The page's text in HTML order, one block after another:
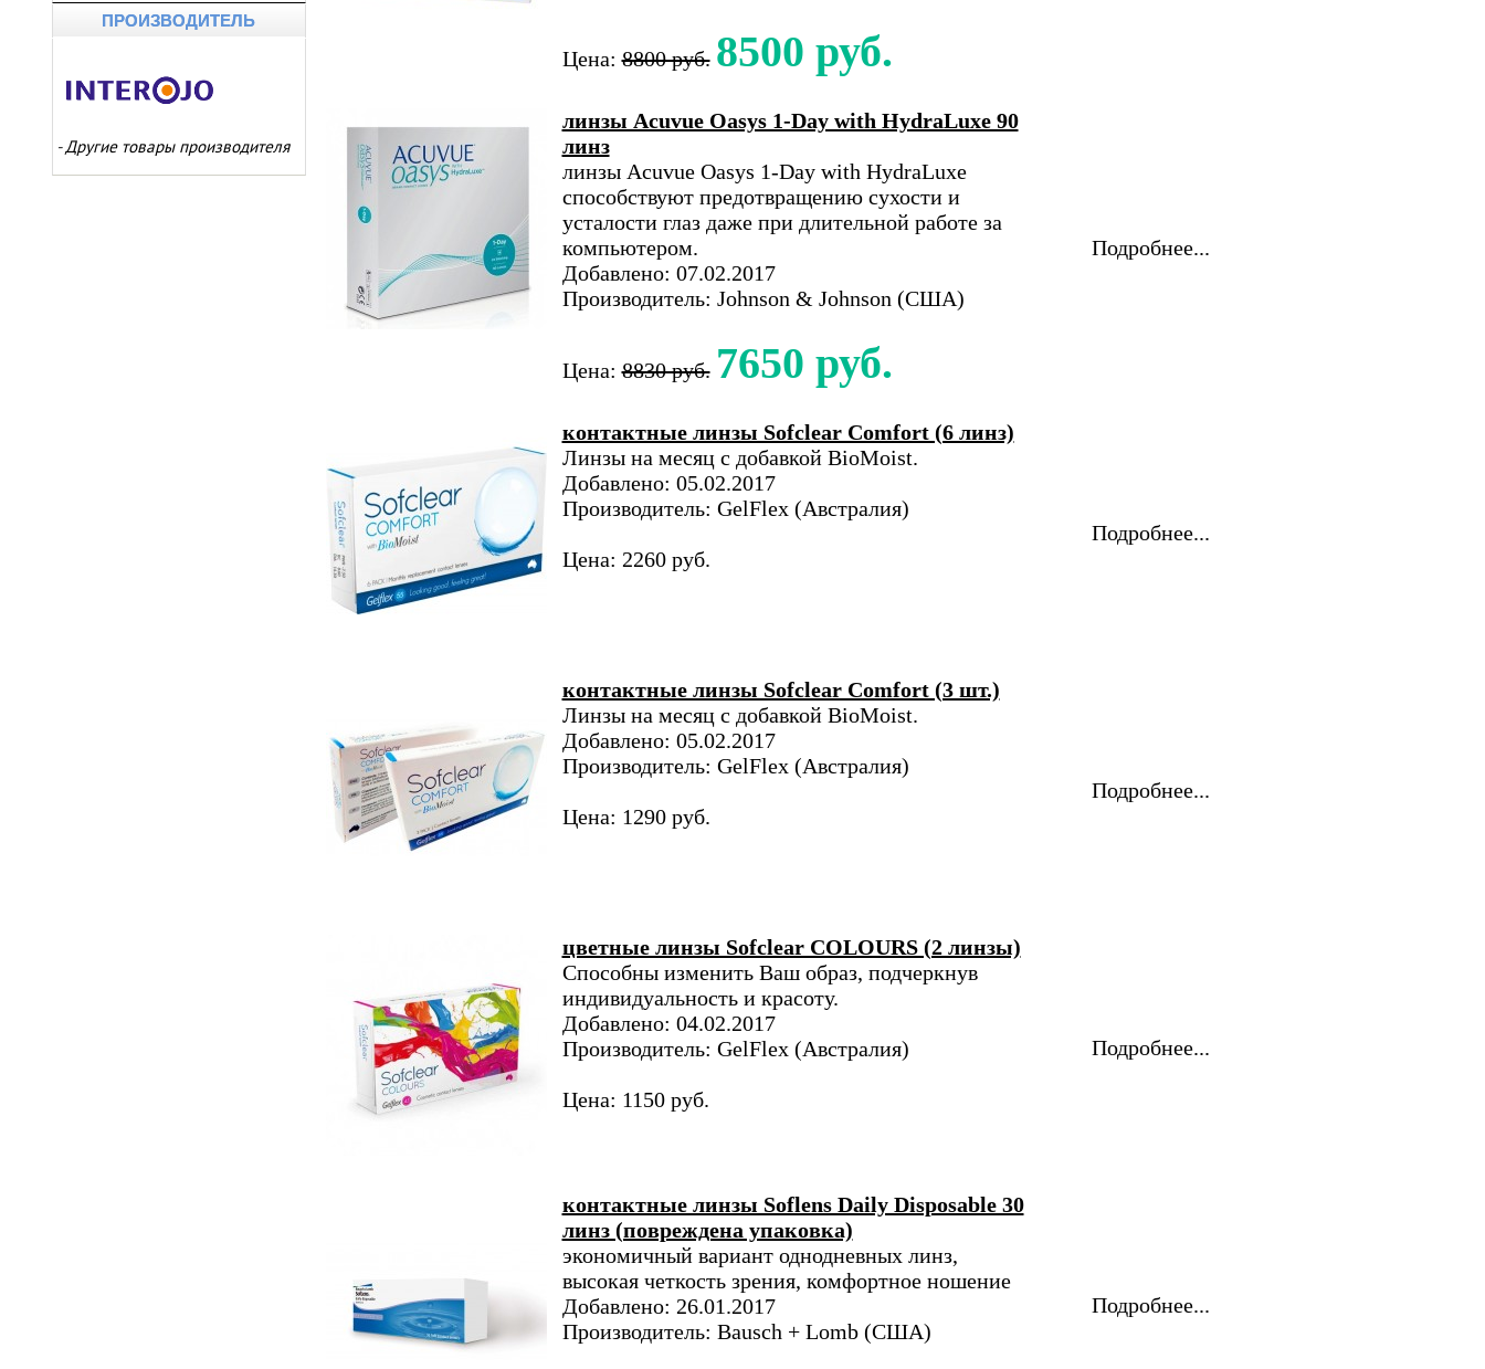
Цена:8800 руб. 8500 руб.
линзы Acuvue Oasys 1-Day with HydraLuxe 90
линз
линзы Acuvue Oasys 1-Day with HydraLuxe
способствуют предотвращению сухости и
усталости глаз даже при длительной работе за
компьютером.
Добавлено: 07.02.2017
Производитель: Johnson & Johnson (США)
Цена:8830 руб. 7650 руб.
Подробнее...
контактные линзы Sofclear Comfort (6 линз)
Линзы на месяц с добавкой BioMoist.
Добавлено: 05.02.2017
Производитель: GelFlex (Австралия)
Цена: 2260 руб.
Подробнее...
контактные линзы Sofclear Comfort (3 шт.)
Линзы на месяц с добавкой BioMoist.
Добавлено: 05.02.2017
Производитель: GelFlex (Австралия)
Цена: 1290 руб.
Подробнее...
цветные линзы Sofclear COLOURS (2 линзы)
Способны изменить Ваш образ, подчеркнув
индивидуальность и красоту.
Добавлено: 04.02.2017
Производитель: GelFlex (Австралия)
Цена: 1150 руб.
Подробнее...
контактные линзы Soflens Daily Disposable 30
линз (повреждена упаковка)
экономичный вариант однодневных линз,
высокая четкость зрения, комфортное ношение
Добавлено: 26.01.2017
Производитель: Bausch + Lomb (США)
Подробнее...
ПРОИЗВОДИТЕЛЬ
-Другие товары производителя